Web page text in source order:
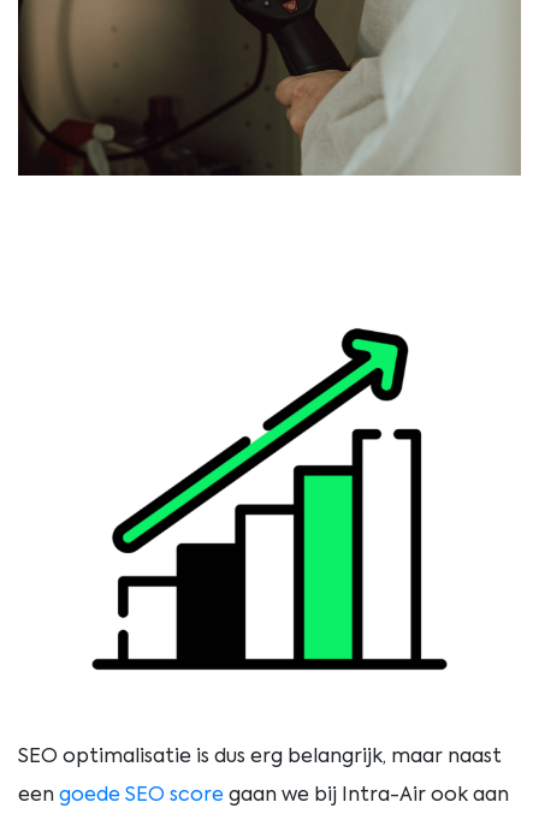
SEO optimalisatie is dus erg belangrijk, maar naast
een goede SEO score gaan we bij Intra-Air ook aan